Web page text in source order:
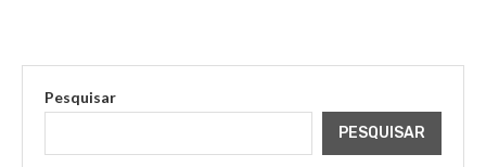
Pesquisar
PESQUISAR